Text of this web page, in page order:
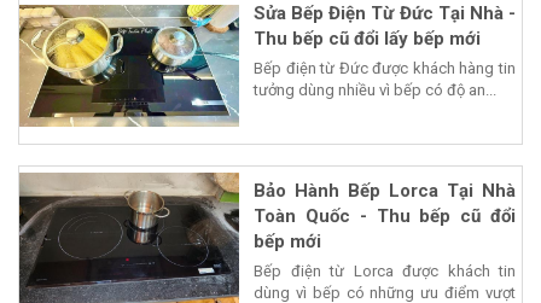
Sửa Bếp Điện Từ Đức Tại Nhà -
Thu bếp cũ đổi lấy bếp mới
Bếp điện từ Đức được khách hàng tin
tưởng dùng nhiều vì bếp có độ an...
Bảo Hành Bếp Lorca Tại Nhà
Toàn Quốc - Thu bếp cũ đổi
bếp mới
Bếp điện từ Lorca được khách tin
dùng vì bếp có những ưu điểm vượt